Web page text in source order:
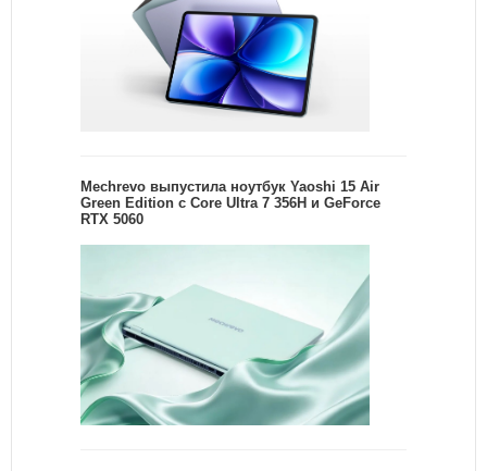
Mechrevo выпустила ноутбук Yaoshi 15 Air
Green Edition с Core Ultra 7 356H и GeForce
RTX 5060